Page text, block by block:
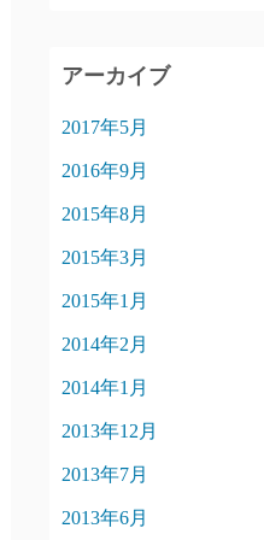
アーカイブ
2017年5月
2016年9月
2015年8月
2015年3月
2015年1月
2014年2月
2014年1月
2013年12月
2013年7月
2013年6月